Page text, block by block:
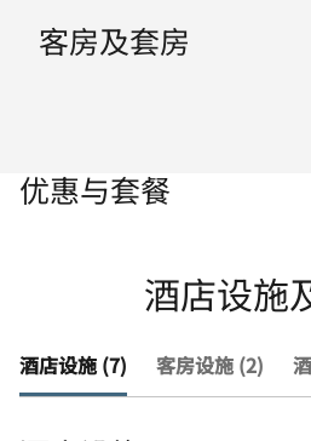
客房及套房
优惠与套餐
酒店设施
酒店设施 (7) 客房设施 (2)